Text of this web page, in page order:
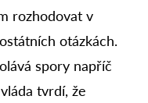
rozhodovat v
otázkách.
spory napříč
tvrdí, že